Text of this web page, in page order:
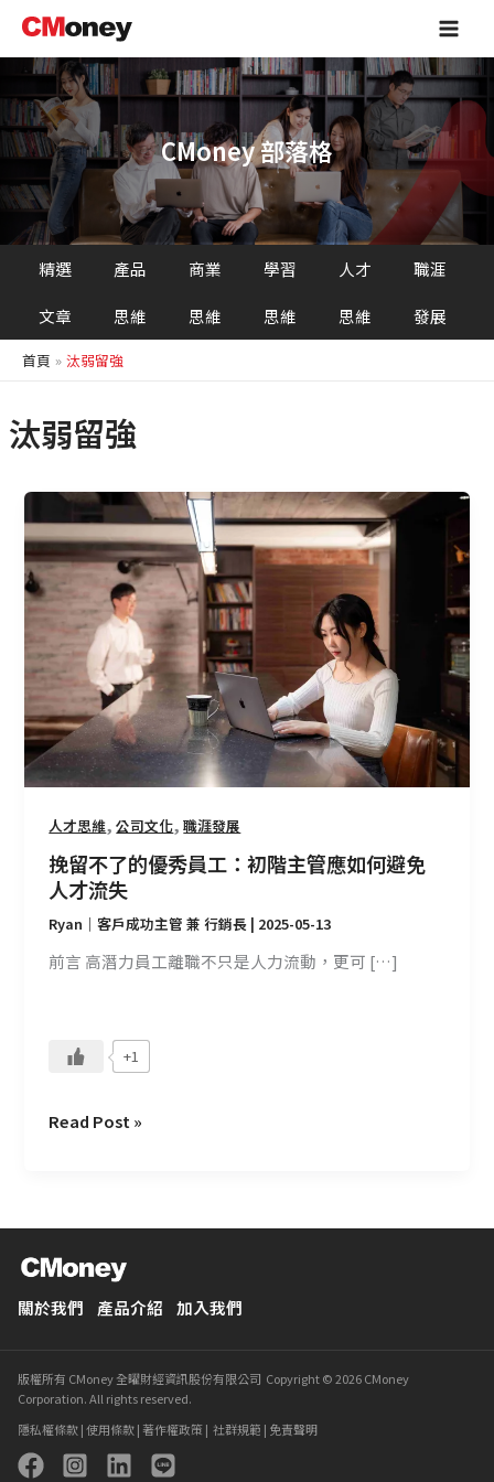
主
容
Main
CMoney 部落格
精選
文章
產品
思維
商業
思維
學習
思維
人才
思維
職涯
發展
首頁 汰弱留強
汰弱留強
人才思維,公司文化,職涯發展
挽留不了的優秀員工：初階主管應如何避免
人才流失
Ryan｜客戶成功主管 兼 行銷長 | 2025-05-13
前言 高潛力員工離職不只是人力流動，更可 […]
+1
挽
留
不
了
的
優
秀
員
工：
初
階
主
管
如
何
避
免
Read Post »
關於我們 產品介紹 加入我們
版權所有 CMoney 全曜財經資訊股份有限公司 Copyright © 2026 CMoney
Corporation. All rights reserved.
隱私權條款|使用條款| 著作權政策| 社群規範 | 免責聲明